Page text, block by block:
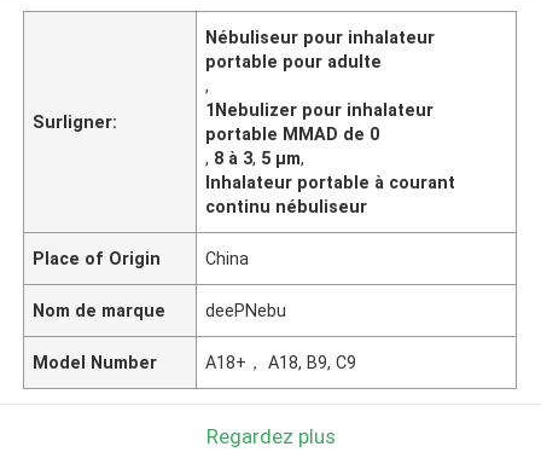
Surligner:
Nébuliseur pour inhalateur
portable pour adulte
,
1Nebulizer pour inhalateur
portable MMAD de 0
, 8 à 3, 5 μm,
Inhalateur portable à courant
continu nébuliseur
Place of Origin China
Nom de marque deePNebu
Model Number A18+， A18, B9, C9
Regardez plus